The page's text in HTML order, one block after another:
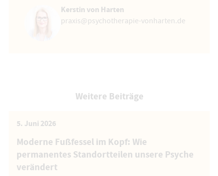
Kerstin von Harten
praxis@psychotherapie-vonharten.de
Weitere Beiträge
5. Juni 2026
Moderne Fußfessel im Kopf: Wie
permanentes Standortteilen unsere Psyche
verändert